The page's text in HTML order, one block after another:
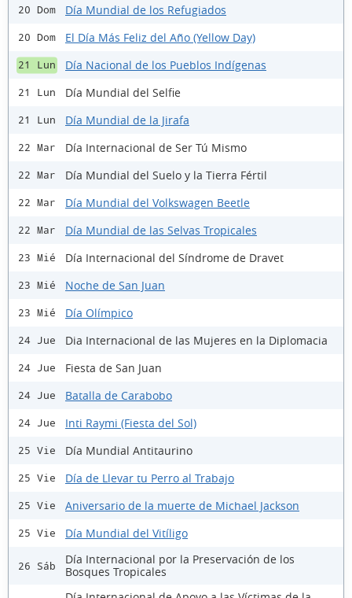
20 Dom Día Mundial de los Refugiados
20 Dom El Día Más Feliz del Año (Yellow Day)
21 Lun Día Nacional de los Pueblos Indígenas
21 Lun Día Mundial del Selfie
21 Lun Día Mundial de la Jirafa
22 Mar Día Internacional de Ser Tú Mismo
22 Mar Día Mundial del Suelo y la Tierra Fértil
22 Mar Día Mundial del Volkswagen Beetle
22 Mar Día Mundial de las Selvas Tropicales
23 Mié Día Internacional del Síndrome de Dravet
23 Mié Noche de San Juan
23 Mié Día Olímpico
24 Jue Dia Internacional de las Mujeres en la Diplomacia
24 Jue Fiesta de San Juan
24 Jue Batalla de Carabobo
24 Jue Inti Raymi (Fiesta del Sol)
25 Vie Día Mundial Antitaurino
25 Vie Día de Llevar tu Perro al Trabajo
25 Vie Aniversario de la muerte de Michael Jackson
25 Vie Día Mundial del Vitíligo
26 Sáb
Día Internacional por la Preservación de los
Bosques Tropicales